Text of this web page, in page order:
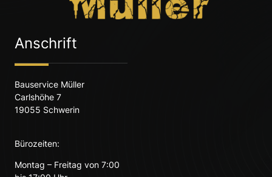
Anschrift
Bauservice Müller
Carlshöhe 7
19055 Schwerin
Bürozeiten:
Montag – Freitag von 7:00